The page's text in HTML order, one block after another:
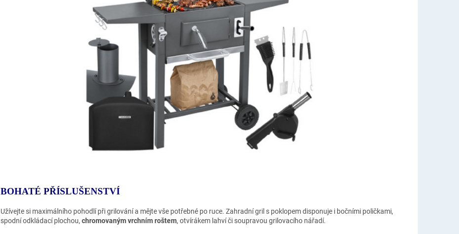
BOHATÉ PŘÍSLUŠENSTVÍ
Užívejte si maximálního pohodlí při grilování a mějte vše potřebné po ruce. Zahradní gril s poklopem disponuje i bočními poličkami,
spodní odkládací plochou, chromovaným vrchním roštem, otvírákem lahví či soupravou grilovacího nářadí.